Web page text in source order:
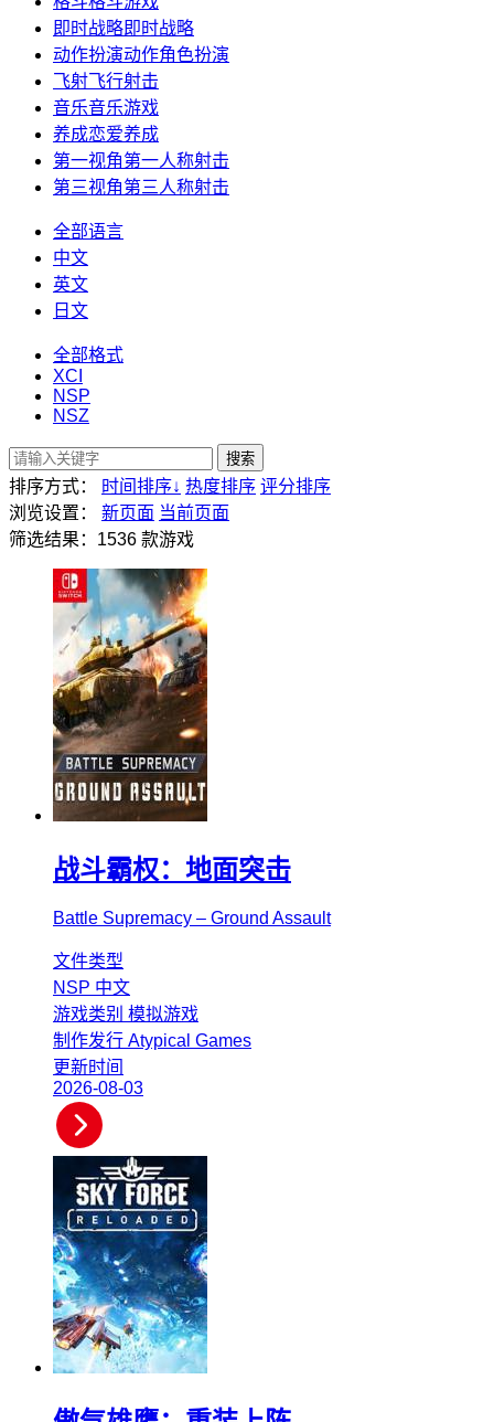
即时战略即时战略
动作扮演动作角色扮演
飞射飞行射击
音乐音乐游戏
养成恋爱养成
第一视角第一人称射击
第三视角第三人称射击
全部语言
中文
英文
日文
全部格式
XCI
NSP
NSZ
搜索
排序方式： 时间排序↓ 热度排序 评分排序
浏览设置：
新页面 当前页面
筛选结果： 1536 款游戏
战斗霸权：地面突击
Battle Supremacy – Ground Assault
文件类型
NSP 中文
游戏类别 模拟游戏
制作发行 Atypical Games
更新时间
2026-08-03